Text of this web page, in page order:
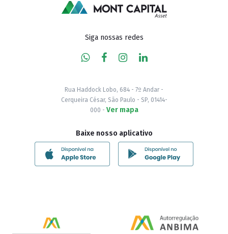
Siga nossas redes
Rua Haddock Lobo, 684 - 7º Andar -
Cerqueira César, São Paulo - SP, 01414-
000 - Ver mapa
Baixe nosso aplicativo